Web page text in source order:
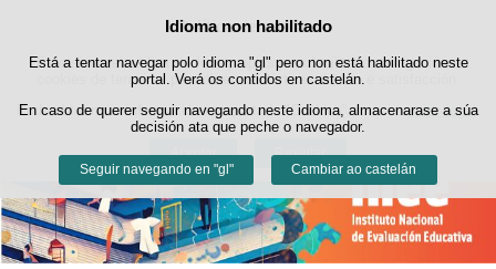
Política de cookies
Este sitio web utiliza cookies propias para facilitar a navegación e
cookies de terceiros para obter estatísticas de uso e satisfacción.
Pode obter máis información no apartado "Cookies" do nosoaviso legal.
Aceptar Rexeitar
Idioma non habilitado
Está a tentar navegar polo idioma "gl" pero non está habilitado neste
portal. Verá os contidos en castelán.
En caso de querer seguir navegando neste idioma, almacenarase a súa
decisión ata que peche o navegador.
Seguir navegando en "gl" Cambiar ao castelán
Saltar ao contido